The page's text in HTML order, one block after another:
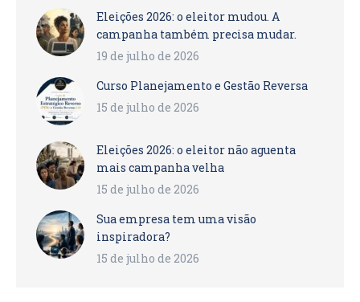
Eleições 2026: o eleitor mudou. A
campanha também precisa mudar.
19 de julho de 2026
Curso Planejamento e Gestão Reversa
15 de julho de 2026
Eleições 2026: o eleitor não aguenta
mais campanha velha
15 de julho de 2026
Sua empresa tem uma visão
inspiradora?
15 de julho de 2026